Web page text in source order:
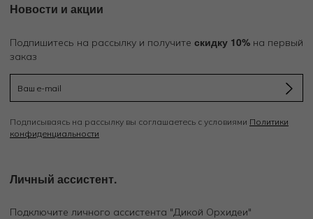
Новости и акции
Подпишитесь на рассылку и получите скидку 10% на первый
заказ
Подписываясь на рассылку вы соглашаетесь с условиями Политики
конфиденциальности
Личный ассистент.
Подключите личного ассистента "Дикой Орхидеи"